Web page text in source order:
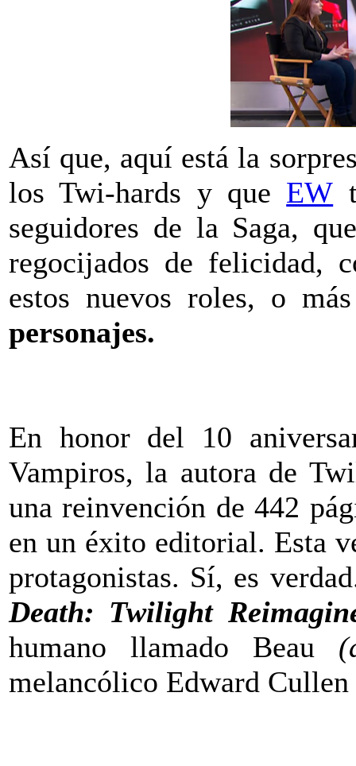
Así que, aquí está la
los Twi-hards y que EW
seguidores de la Saga,
regocijados de felicidad,
estos nuevos roles, o
personajes.
En honor del 10
Vampiros, la autora de
una reinvención de 442
en un éxito editorial. Esta
protagonistas. Sí, es
Death: Twilight
humano llamado Beau
melancólico Edward Cullen